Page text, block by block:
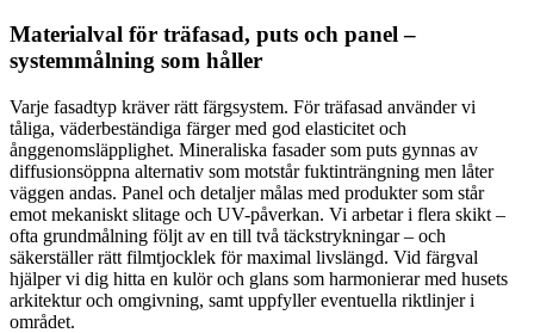
Materialval för träfasad, puts och panel –
systemmålning som håller
Varje fasadtyp kräver rätt färgsystem. För träfasad använder vi
tåliga, väderbeständiga färger med god elasticitet och
ånggenomsläpplighet. Mineraliska fasader som puts gynnas av
diffusionsöppna alternativ som motstår fuktinträngning men låter
väggen andas. Panel och detaljer målas med produkter som står
emot mekaniskt slitage och UV-påverkan. Vi arbetar i flera skikt –
ofta grundmålning följt av en till två täckstrykningar – och
säkerställer rätt filmtjocklek för maximal livslängd. Vid färgval
hjälper vi dig hitta en kulör och glans som harmonierar med husets
arkitektur och omgivning, samt uppfyller eventuella riktlinjer i
området.